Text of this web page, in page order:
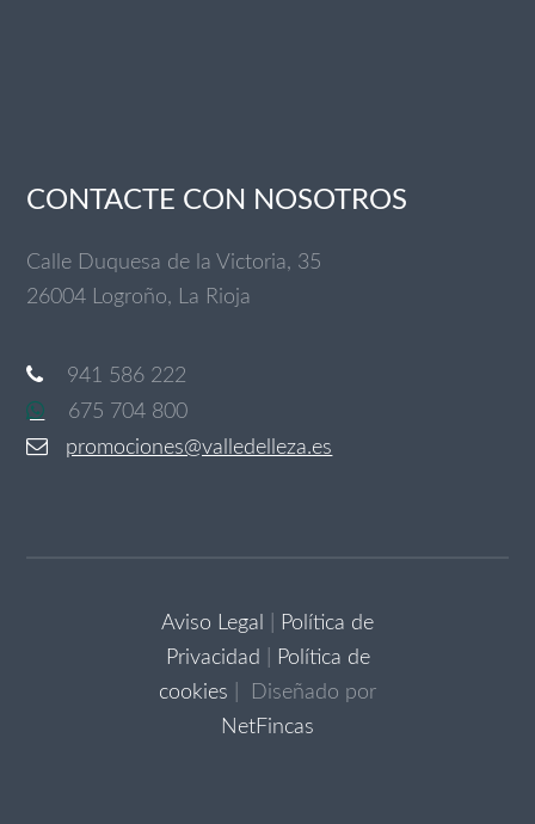
CONTACTE CON NOSOTROS
Calle Duquesa de la Victoria, 35
26004 Logroño, La Rioja
941 586 222
675 704 800
promociones@valledelleza.es
Aviso Legal
Política de
Privacidad
Política de
cookies | Diseñado por
NetFincas